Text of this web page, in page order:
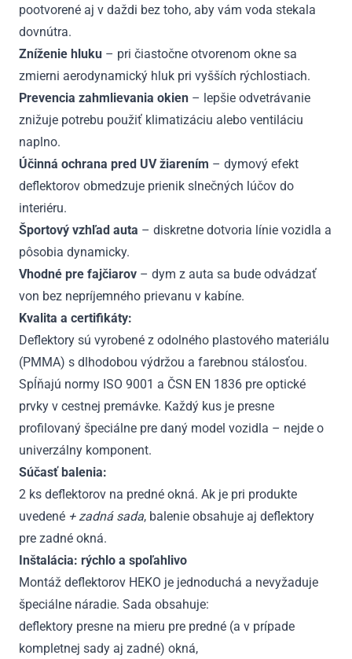
pootvorené aj v daždi bez toho, aby vám voda stekala
dovnútra.
Zníženie hluku – pri čiastočne otvorenom okne sa
zmierni aerodynamický hluk pri vyšších rýchlostiach.
Prevencia zahmlievania okien – lepšie odvetrávanie
znižuje potrebu použiť klimatizáciu alebo ventiláciu
naplno.
Účinná ochrana pred UV žiarením – dymový efekt
deflektorov obmedzuje prienik slnečných lúčov do
interiéru.
Športový vzhľad auta – diskretne dotvoria línie vozidla a
pôsobia dynamicky.
Vhodné pre fajčiarov – dym z auta sa bude odvádzať
von bez nepríjemného prievanu v kabíne.
Kvalita a certifikáty:
Deflektory sú vyrobené z odolného plastového materiálu
(PMMA) s dlhodobou výdržou a farebnou stálosťou.
Spĺňajú normy ISO 9001 a ČSN EN 1836 pre optické
prvky v cestnej premávke. Každý kus je presne
profilovaný špeciálne pre daný model vozidla – nejde o
univerzálny komponent.
Súčasť balenia:
2 ks deflektorov na predné okná. Ak je pri produkte
uvedené + zadná sada, balenie obsahuje aj deflektory
pre zadné okná.
Inštalácia: rýchlo a spoľahlivo
Montáž deflektorov HEKO je jednoduchá a nevyžaduje
špeciálne náradie. Sada obsahuje:
deflektory presne na mieru pre predné (a v prípade
kompletnej sady aj zadné) okná,